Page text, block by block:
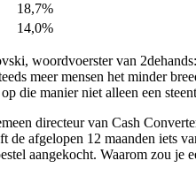
18,7%
14,0%
woordvoerster van
meer mensen het minder
die manier niet alleen een
directeur van Cash
de afgelopen 12 maanden iets
aangekocht. Waarom zou je